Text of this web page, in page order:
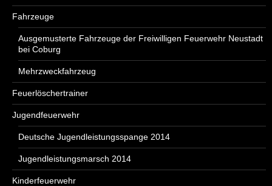
Fahrzeuge
Ausgemusterte Fahrzeuge der Freiwilligen Feuerwehr Neustadt
bei Coburg
Mehrzweckfahrzeug
Feuerlöschertrainer
Jugendfeuerwehr
Deutsche Jugendleistungsspange 2014
Jugendleistungsmarsch 2014
Kinderfeuerwehr